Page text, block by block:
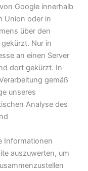
Google innerhalb
Union oder in
über den
Nur in
an einen Server
dort gekürzt. In
gemäß
unseres
Analyse des
Informationen
auszuwerten, um